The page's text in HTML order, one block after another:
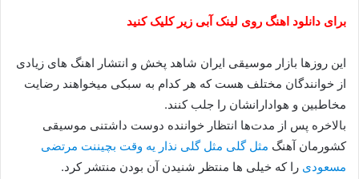
برای دانلود اهنگ روی لینک آبی زیر کلیک کنید
این روزها بازار موسیقی ایران شاهد پخش و انتشار اهنگ های زیادی
از خوانندگان مختلف هست که هر کدام به سبکی میخواهند رضایت
مخاطبین و هوادارانشان را جلب کنند.
بالاخره پس از مدت‌ها انتظار خواننده دوست داشتنی موسیقی
کشورمان آهنگ مثل گلی مثل گلی نذار یه وقت بچیننت مرتضی
مسعودی را که خیلی ها منتظر شنیدن آن بودن منتشر کرد.